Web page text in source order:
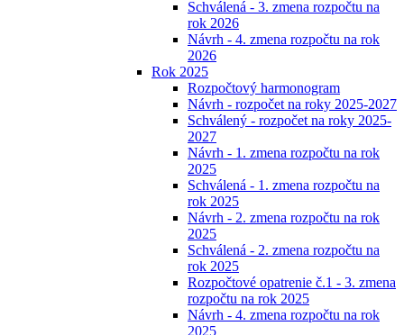
Schválená - 3. zmena rozpočtu na
rok 2026
Návrh - 4. zmena rozpočtu na rok
2026
Rok 2025
Rozpočtový harmonogram
Návrh - rozpočet na roky 2025-2027
Schválený - rozpočet na roky 2025-
2027
Návrh - 1. zmena rozpočtu na rok
2025
Schválená - 1. zmena rozpočtu na
rok 2025
Návrh - 2. zmena rozpočtu na rok
2025
Schválená - 2. zmena rozpočtu na
rok 2025
Rozpočtové opatrenie č.1 - 3. zmena
rozpočtu na rok 2025
Návrh - 4. zmena rozpočtu na rok
2025